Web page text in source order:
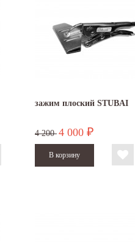
зажим плоский STUBAI
4 200 4 000 ₽